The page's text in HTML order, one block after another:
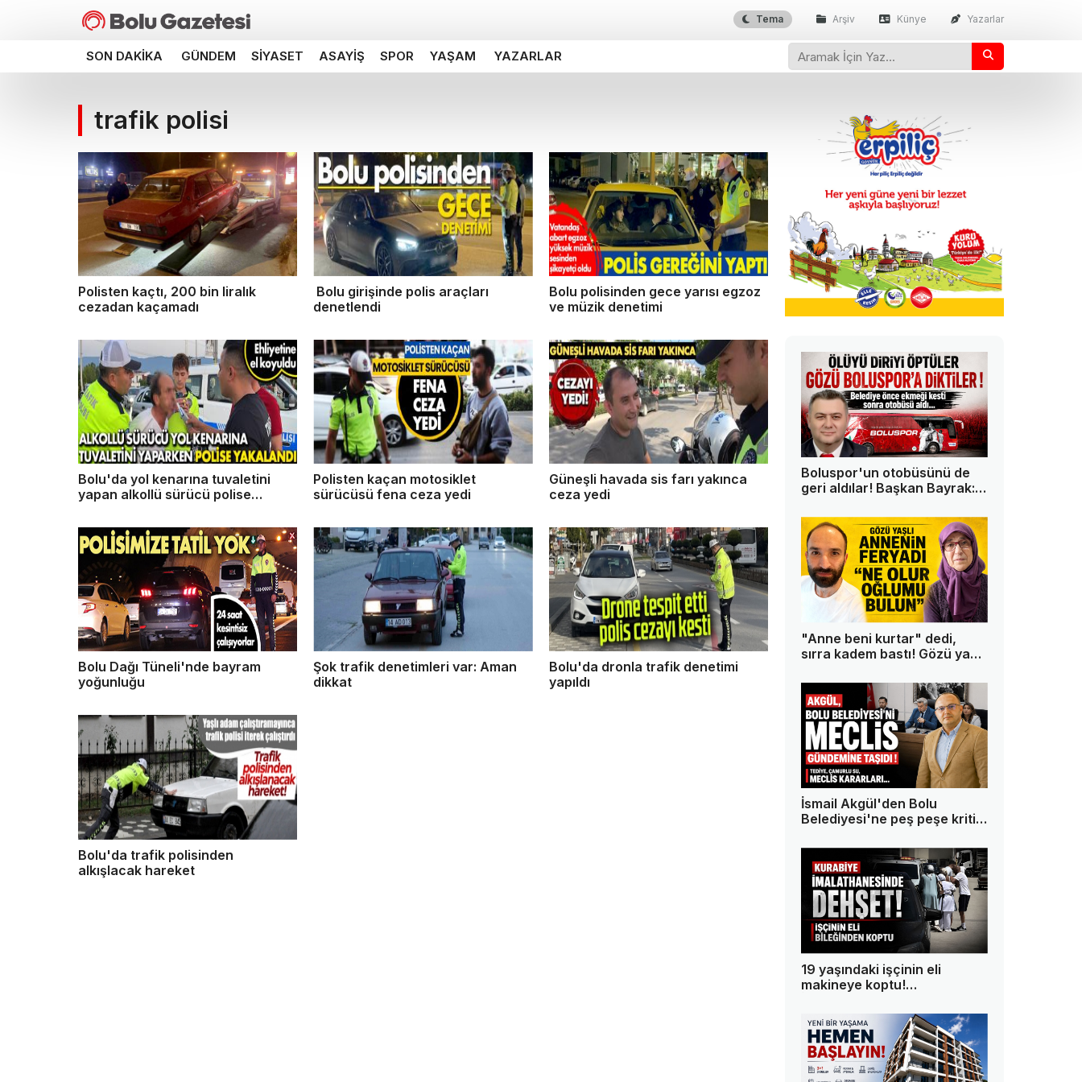
Tema Arşiv Künye Yazarlar
SON DAKIKA GÜNDEM SIYASET ASAYIŞ SPOR YAŞAM YAZARLAR
trafik polisi
Polisten kaçtı, 200 bin liralık
cezadan kaçamadı
Bolu girişinde polis araçları
denetlendi
Bolu polisinden gece yarısı egzoz
ve müzik denetimi
Bolu'da yol kenarına tuvaletini
yapan alkollü sürücü polise
Polisten kaçan motosiklet
sürücüsü fena ceza yedi
Güneşli havada sis farı yakınca
ceza yedi
Bolu Dağı Tüneli'nde bayram
yoğunluğu
Şok trafik denetimleri var: Aman
dikkat
Bolu'da dronla trafik denetimi
yapıldı
Bolu'da trafik polisinden
alkışlacak hareket
Boluspor'un otobüsünü de
geri aldılar! Başkan Bayrak:
ben değilim"
"Anne beni kurtar" dedi,
sırra kadem bastı! Gözü yaşlı
haber alamıyor
İsmail Akgül'den Bolu
Belediyesi'ne peş peşe kritik
19 yaşındaki işçinin eli
makineye koptu!